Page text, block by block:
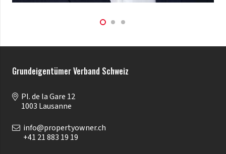
Grundeigentümer Verband Schweiz
Pl. de la Gare 12
1003 Lausanne
info@propertyowner.ch
+41 21 883 19 19